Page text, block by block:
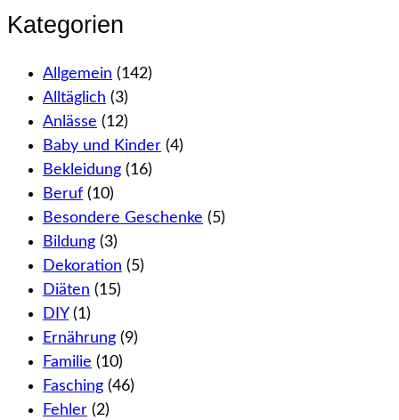
Kategorien
Allgemein (142)
Alltäglich (3)
Anlässe (12)
Baby und Kinder (4)
Bekleidung (16)
Beruf (10)
Besondere Geschenke (5)
Bildung (3)
Dekoration (5)
Diäten (15)
DIY (1)
Ernährung (9)
Familie (10)
Fasching (46)
Fehler (2)